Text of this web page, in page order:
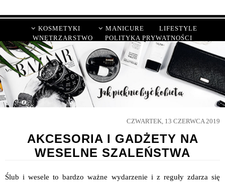
KOSMETYKI MANICURE
LIFESTYLE
WNĘTRZARSTWO
POLITYKA PRYWATNOŚCI
CZWARTEK, 13 CZERWCA 2019
AKCESORIA I GADŻETY NA
WESELNE SZALEŃSTWA
Ślub i wesele to bardzo ważne wydarzenie i z reguły zdarza się